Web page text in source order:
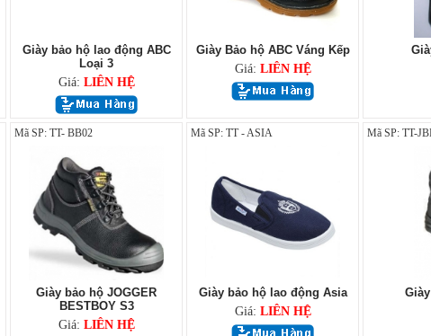
Giày bảo hộ lao động ABC
Loại 3
Giá: LIÊN HỆ
Giày Bảo hộ ABC Váng Kếp
Giá: LIÊN HỆ
Mã SP: TT- BB02
Giày bảo hộ JOGGER
BESTBOY S3
Giá: LIÊN HỆ
Mã SP: TT - ASIA
Giày bảo hộ lao động Asia
Giá: LIÊN HỆ
Mã SP: TT-